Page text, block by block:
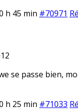
h 45 min #70971
se passe bien,
h 25 min #71033